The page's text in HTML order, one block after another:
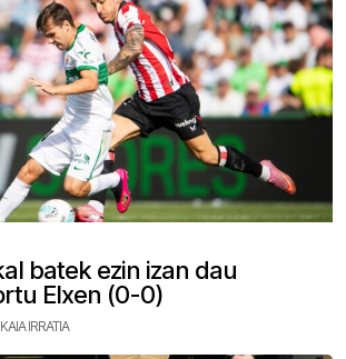
batek ezin izan dau
Elxen (0-0)
IRRATIA